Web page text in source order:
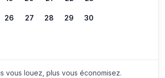
26 27 28 29 30
vous louez, plus vous économisez.